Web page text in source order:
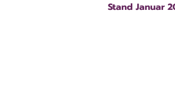
Stand Januar